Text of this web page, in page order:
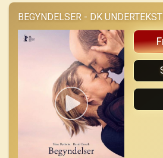
BEGYNDELSER - DK